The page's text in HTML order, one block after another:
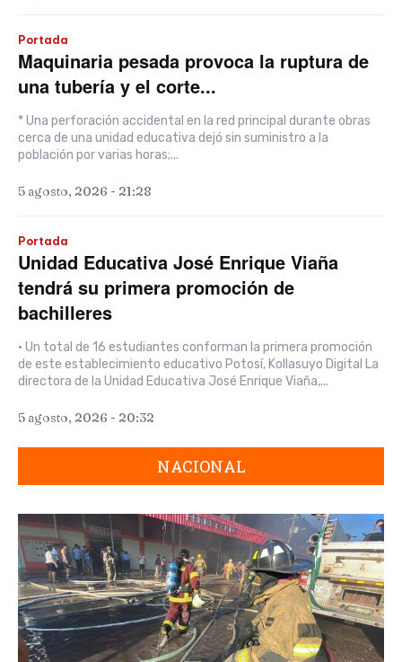
Portada
Maquinaria pesada provoca la ruptura de
una tubería y el corte...
* Una perforación accidental en la red principal durante obras
cerca de una unidad educativa dejó sin suministro a la
población por varias horas;...
5 agosto, 2026 - 21:28
Portada
Unidad Educativa José Enrique Viaña
tendrá su primera promoción de
bachilleres
• Un total de 16 estudiantes conforman la primera promoción
de este establecimiento educativo Potosí, Kollasuyo Digital La
directora de la Unidad Educativa José Enrique Viaña,...
5 agosto, 2026 - 20:32
NACIONAL